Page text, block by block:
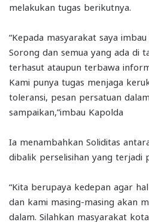
melakukan tugas berikutnya.
“Kepada masyarakat saya
Sorong dan semua yang ada di
terhasut ataupun terbawa
Kami punya tugas menjaga
toleransi, pesan persatuan
sampaikan,”imbau Kapolda
Ia menambahkan Soliditas
dibalik perselisihan yang terjadi
“Kita berupaya kedepan agar
dan kami masing-masing akan
dalam. Silahkan masyarakat